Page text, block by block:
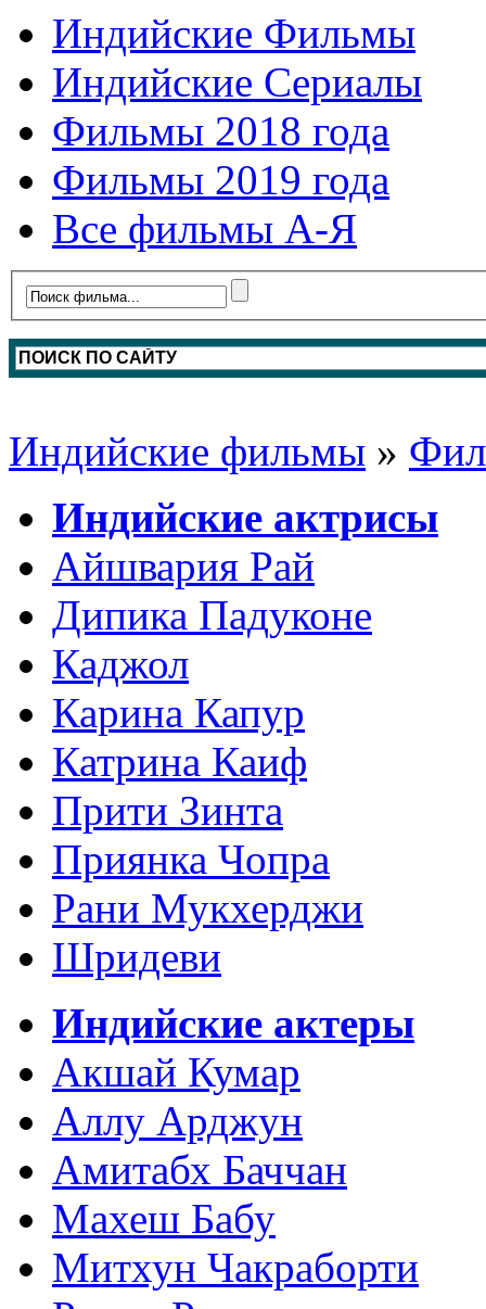
Индийские Фильмы
Индийские Сериалы
Фильмы 2018 года
Фильмы 2019 года
Все фильмы А-Я
Индийские фильмы »
Индийские актрисы
Айшвария Рай
Дипика Падуконе
Каджол
Карина Капур
Катрина Каиф
Прити Зинта
Приянка Чопра
Рани Мукхерджи
Шридеви
Индийские актеры
Акшай Кумар
Аллу Арджун
Амитабх Баччан
Махеш Бабу
Митхун Чакраборти